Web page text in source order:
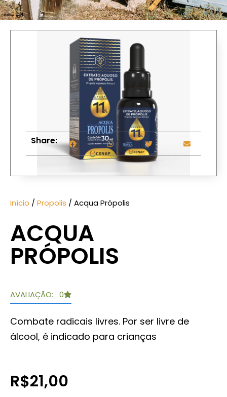
Início / Propolis / Acqua Própolis
ACQUA
PRÓPOLIS
AVALIAÇÃO: 0
Combate radicais livres. Por ser livre de
álcool, é indicado para crianças
R$21,00
Share: